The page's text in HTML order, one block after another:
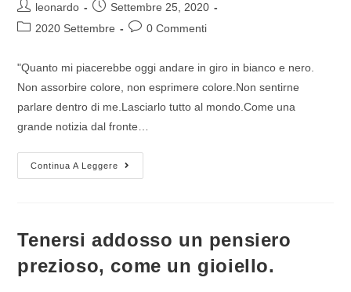
leonardo
Settembre 25, 2020
2020 Settembre
0 Commenti
"Quanto mi piacerebbe oggi andare in giro in bianco e nero.
Non assorbire colore, non esprimere colore.Non sentirne
parlare dentro di me.Lasciarlo tutto al mondo.Come una
grande notizia dal fronte…
Continua A Leggere
Tenersi addosso un pensiero
prezioso, come un gioiello.